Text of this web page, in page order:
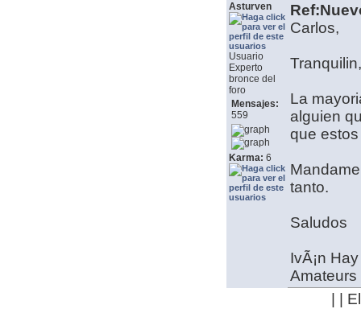
Asturven
Usuario
Experto
bronce del
foro
Mensajes:
559
Karma: 6
Carlos,
La
alguien
que
tanto.
Saludos
IvÃ¡n
Amateurs
| |